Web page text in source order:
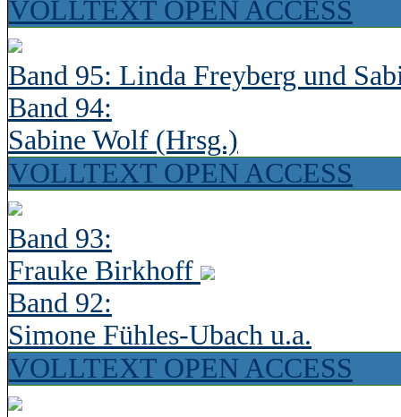
VOLLTEXT OPEN ACCESS
Band 95: Linda Freyberg und
Band 94:
Sabine Wolf (Hrsg.)
VOLLTEXT OPEN ACCESS
Band 93:
Frauke Birkhoff
Band 92:
Simone Fühles-Ubach u.a.
VOLLTEXT OPEN ACCESS